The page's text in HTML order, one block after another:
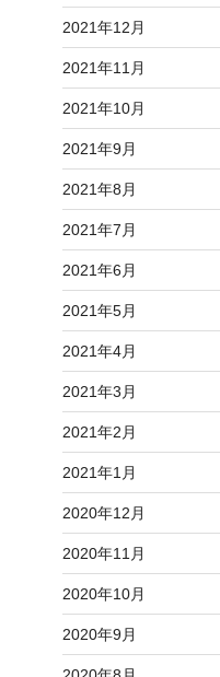
2021年12月
2021年11月
2021年10月
2021年9月
2021年8月
2021年7月
2021年6月
2021年5月
2021年4月
2021年3月
2021年2月
2021年1月
2020年12月
2020年11月
2020年10月
2020年9月